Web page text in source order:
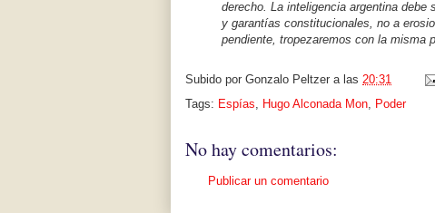
derecho. La inteligencia argentina
y garantías constitucionales, no a
pendiente, tropezaremos con la misma
Subido por Gonzalo Peltzer a las 20:31
Tags: Espías, Hugo Alconada Mon, Poder
No hay comentarios:
Publicar un comentario